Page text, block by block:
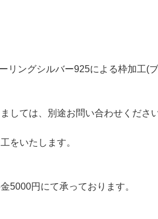
ングシルバー925による枠加工(
しては、別途お問い合わせください
をいたします。
5000円にて承っております。